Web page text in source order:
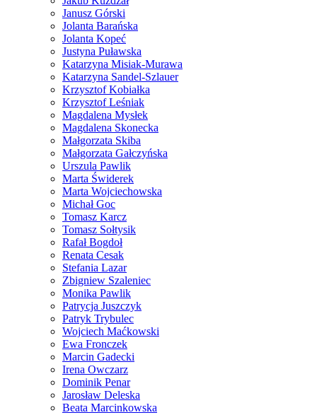
Janusz Górski
Jolanta Barańska
Jolanta Kopeć
Justyna Puławska
Katarzyna Misiak-Murawa
Katarzyna Sandel-Szlauer
Krzysztof Kobiałka
Krzysztof Leśniak
Magdalena Mysłek
Magdalena Skonecka
Małgorzata Skiba
Małgorzata Gałczyńska
Urszula Pawlik
Marta Świderek
Marta Wojciechowska
Michał Goc
Tomasz Karcz
Tomasz Sołtysik
Rafał Bogdoł
Renata Cesak
Stefania Lazar
Zbigniew Szaleniec
Monika Pawlik
Patrycja Juszczyk
Patryk Trybulec
Wojciech Maćkowski
Ewa Fronczek
Marcin Gadecki
Irena Owczarz
Dominik Penar
Jarosław Deleska
Beata Marcinkowska